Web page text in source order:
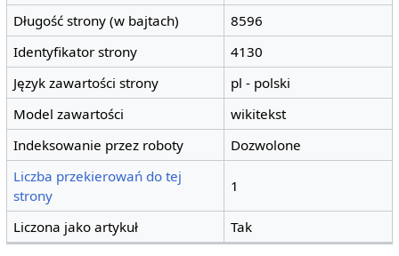
Długość strony (w bajtach)
8596
Identyfikator strony
4130
Język zawartości strony
pl - polski
Model zawartości
wikitekst
Indeksowanie przez roboty
Dozwolone
Liczba przekierowań do tej
strony
1
Liczona jako artykuł Tak